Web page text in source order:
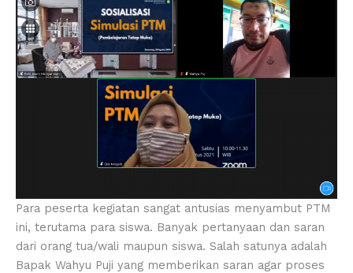
Para peserta kegiatan sangat antusias menyambut PTM
ini, terutama para siswa. Banyak pertanyaan dan saran
dari orang tua/wali maupun siswa. Salah satunya adalah
Bapak Wahyu Puji yang memberikan saran agar proses